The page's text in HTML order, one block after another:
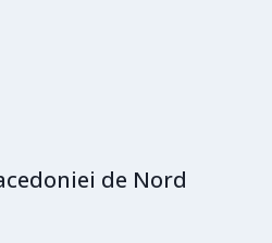
de Nord